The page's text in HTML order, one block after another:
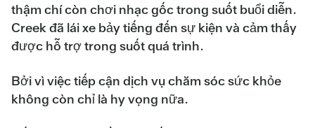
thậm chí còn chơi nhạc gốc trong suốt buổi diễn.
Creek đã lái xe bảy tiếng đến sự kiện và cảm thấy
được hỗ trợ trong suốt quá trình.
Bởi vì việc tiếp cận dịch vụ chăm sóc sức khỏe
không còn chỉ là hy vọng nữa.